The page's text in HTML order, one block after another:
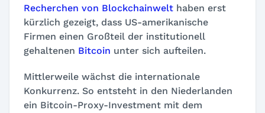
Recherchen von Blockchainwelt haben erst
kürzlich gezeigt, dass US-amerikanische
Firmen einen Großteil der institutionell
gehaltenen Bitcoin unter sich aufteilen.
Mittlerweile wächst die internationale
Konkurrenz. So entsteht in den Niederlanden
ein Bitcoin-Proxy-Investment mit dem